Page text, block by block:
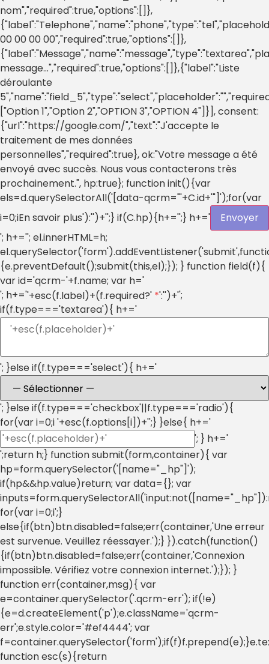
nom","required":true,"options":[]},
00 00 00 00","required":true,"options":[]},
message...","required":true,"options":[]},{"label":"Liste
déroulante
["Option 1","Option 2","OPTION 3","OPTION 4"]}], consent:
{"url":"https://google.com/","text":"J'accepte le
traitement de mes données
personnelles","required":true}, ok:"Votre message a été
envoyé avec succès. Nous vous contacterons très
prochainement.", hp:true}; function init(){var
els=d.querySelectorAll('[data-qcrm="'+C.id+'"]');for(var
i=0;iEn savoir plus'):'')+'';} if(C.hp){h+='';} h+='
Envoyer
'; h+=''; el.innerHTML=h;
{e.preventDefault();submit(this,el);}); } function field(f){
var id='qcrm-'+f.name; var h='
'; h+=''+esc(f.label)+(f.required?' *':'')+'';
if(f.type==='textarea'){ h+='
'; }else if(f.type==='select'){ h+='
'; }else if(f.type==='checkbox'||f.type==='radio'){
for(var i=0;i'+esc(f.options[i])+'';} }else{ h+='
'; } h+='
';return h;} function submit(form,container){ var
hp=form.querySelector('[name="_hp"]');
if(hp&&hp.value)return; var data={}; var
for(var i=0;i';}
else{if(btn)btn.disabled=false;err(container,'Une erreur
est survenue. Veuillez réessayer.');} }).catch(function()
{if(btn)btn.disabled=false;err(container,'Connexion
impossible. Vérifiez votre connexion internet.');}); }
function err(container,msg){ var
e=container.querySelector('.qcrm-err'); if(!e)
{e=d.createElement('p');e.className='qcrm-
err';e.style.color='#ef4444'; var
function esc(s){return